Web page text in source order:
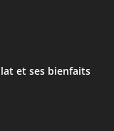
et ses bienfaits